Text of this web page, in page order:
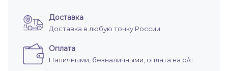
Доставка
Доставка в любую точку России
Оплата
Наличными, безналичными, оплата на р/с